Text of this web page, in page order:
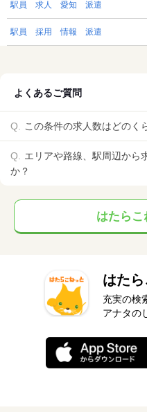
駅員 求人 愛知 派遣
駅員 採用 情報 派遣
よくあるご質問
この条件の求人数はどのく
エリアや路線、駅周辺から
か？
はたらこ
はた
充実の検
アナタの